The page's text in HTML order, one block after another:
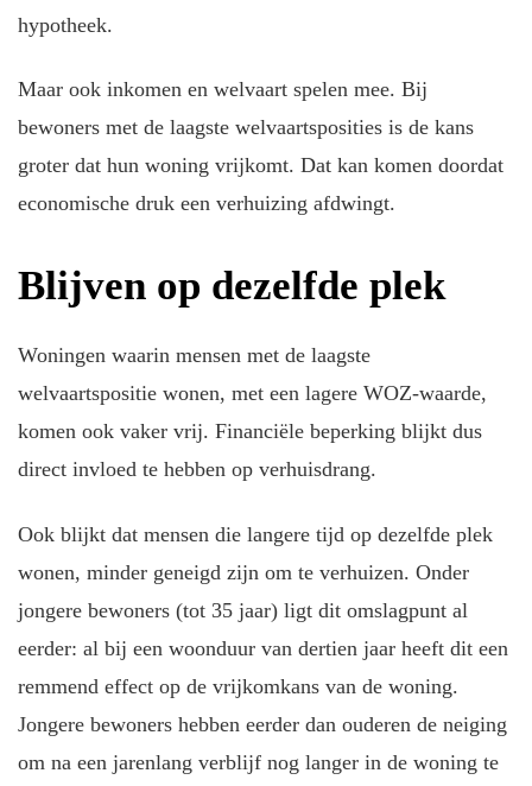
hypotheek.
Maar ook inkomen en welvaart spelen mee. Bij
bewoners met de laagste welvaartsposities is de kans
groter dat hun woning vrijkomt. Dat kan komen doordat
economische druk een verhuizing afdwingt.
Blijven op dezelfde plek
Woningen waarin mensen met de laagste
welvaartspositie wonen, met een lagere WOZ-waarde,
komen ook vaker vrij. Financiële beperking blijkt dus
direct invloed te hebben op verhuisdrang.
Ook blijkt dat mensen die langere tijd op dezelfde plek
wonen, minder geneigd zijn om te verhuizen. Onder
jongere bewoners (tot 35 jaar) ligt dit omslagpunt al
eerder: al bij een woonduur van dertien jaar heeft dit een
remmend effect op de vrijkomkans van de woning.
Jongere bewoners hebben eerder dan ouderen de neiging
om na een jarenlang verblijf nog langer in de woning te